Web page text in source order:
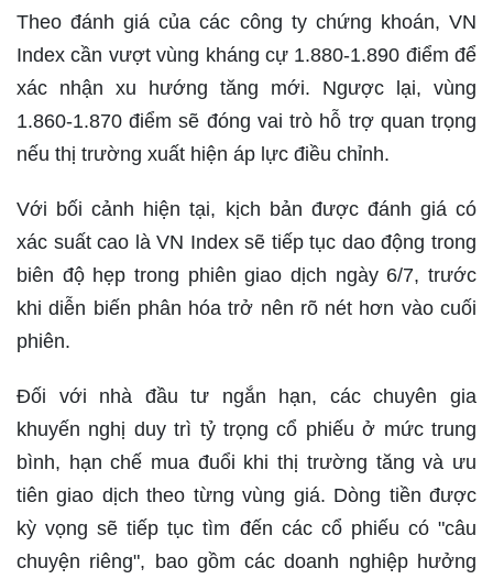
Theo đánh giá của các công ty chứng khoán, VN
Index cần vượt vùng kháng cự 1.880-1.890 điểm để
xác nhận xu hướng tăng mới. Ngược lại, vùng
1.860-1.870 điểm sẽ đóng vai trò hỗ trợ quan trọng
nếu thị trường xuất hiện áp lực điều chỉnh.
Với bối cảnh hiện tại, kịch bản được đánh giá có
xác suất cao là VN Index sẽ tiếp tục dao động trong
biên độ hẹp trong phiên giao dịch ngày 6/7, trước
khi diễn biến phân hóa trở nên rõ nét hơn vào cuối
phiên.
Đối với nhà đầu tư ngắn hạn, các chuyên gia
khuyến nghị duy trì tỷ trọng cổ phiếu ở mức trung
bình, hạn chế mua đuổi khi thị trường tăng và ưu
tiên giao dịch theo từng vùng giá. Dòng tiền được
kỳ vọng sẽ tiếp tục tìm đến các cổ phiếu có "câu
chuyện riêng", bao gồm các doanh nghiệp hưởng